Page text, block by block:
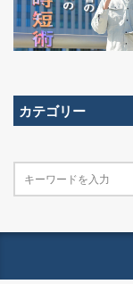
カテゴリー